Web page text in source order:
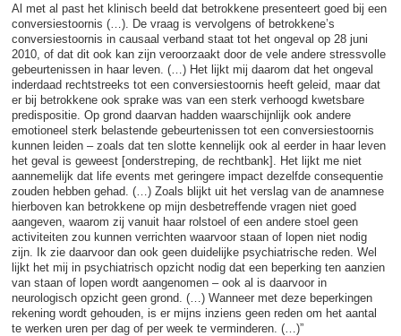
Al met al past het klinisch beeld dat betrokkene presenteert goed bij een
conversiestoornis (…). De vraag is vervolgens of betrokkene’s
conversiestoornis in causaal verband staat tot het ongeval op 28 juni
2010, of dat dit ook kan zijn veroorzaakt door de vele andere stressvolle
gebeurtenissen in haar leven. (…) Het lijkt mij daarom dat het ongeval
inderdaad rechtstreeks tot een conversiestoornis heeft geleid, maar dat
er bij betrokkene ook sprake was van een sterk verhoogd kwetsbare
predispositie. Op grond daarvan hadden waarschijnlijk ook andere
emotioneel sterk belastende gebeurtenissen tot een conversiestoornis
kunnen leiden – zoals dat ten slotte kennelijk ook al eerder in haar leven
het geval is geweest [onderstreping, de rechtbank]. Het lijkt me niet
aannemelijk dat life events met geringere impact dezelfde consequentie
zouden hebben gehad. (…) Zoals blijkt uit het verslag van de anamnese
hierboven kan betrokkene op mijn desbetreffende vragen niet goed
aangeven, waarom zij vanuit haar rolstoel of een andere stoel geen
activiteiten zou kunnen verrichten waarvoor staan of lopen niet nodig
zijn. Ik zie daarvoor dan ook geen duidelijke psychiatrische reden. Wel
lijkt het mij in psychiatrisch opzicht nodig dat een beperking ten aanzien
van staan of lopen wordt aangenomen – ook al is daarvoor in
neurologisch opzicht geen grond. (…) Wanneer met deze beperkingen
rekening wordt gehouden, is er mijns inziens geen reden om het aantal
te werken uren per dag of per week te verminderen. (…)”